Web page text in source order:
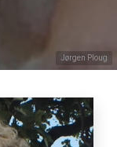
Jørgen Ploug